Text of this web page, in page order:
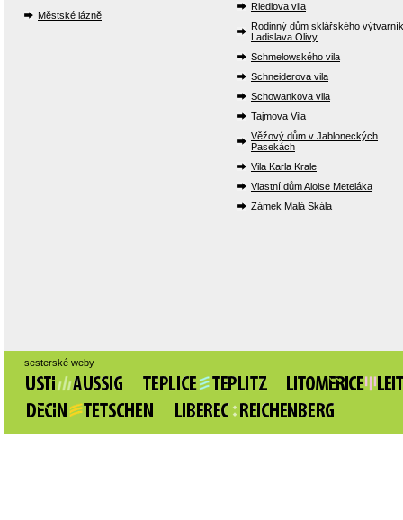
Městské lázně
Riedlova vila
Rodinný dům sklářského
Ladislava Olivy
Schmelowského vila
Schneiderova vila
Schowankova vila
Tajmova Vila
Věžový dům v Jabloneckých
Pasekách
Vila Karla Krale
Vlastní dům Aloise Meteláka
Zámek Malá Skála
sesterské weby